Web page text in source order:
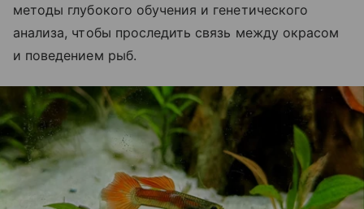
методы глубокого обучения и генетического
анализа, чтобы проследить связь между окрасом
и поведением рыб.